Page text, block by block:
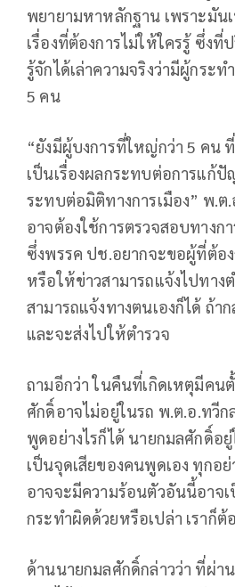
พยายามหาหลักฐาน เพราะมัน
เรื่องที่ต้องการไม่ให้ใครรู้ ซึ่ง
รู้จักได้เล่าความจริงว่ามีผู้กระ
5 คน
“ยังมีผู้บงการที่ใหญ่กว่า 5 คน
เป็นเรื่องผลกระทบต่อการแก้
ระทบต่อมิติทางการเมือง” พ.ต
อาจต้องใช้การตรวจสอบทางก
ซึ่งพรรค ปช.อยากจะขอผู้ที่ต้อง
หรือให้ข่าวสามารถแจ้งไปทาง
สามารถแจ้งทางตนเองก็ได้ ถ้า
และจะส่งไปให้ตำรวจ
ถามอีกว่า ในคืนที่เกิดเหตุมีคน
ศักดิ์อาจไม่อยู่ในรถ พ.ต.อ.ทวีก
พูดอย่างไรก็ได้ นายกมลศักดิ์อ
เป็นจุดเสียของคนพูดเอง ทุกอ
อาจจะมีความร้อนตัวอันนี้อาจ
กระทำผิดด้วยหรือเปล่า เราก็ต้
ด้านนายกมลศักดิ์กล่าวว่า ที่ผ่าน